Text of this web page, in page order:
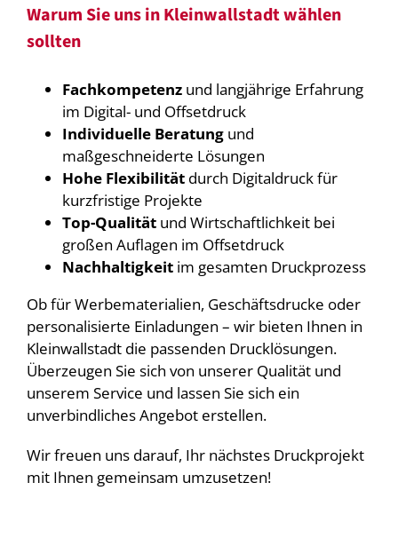
Warum Sie uns in Kleinwallstadt wählen
sollten
Fachkompetenzund langjährige Erfahrung
im Digital- und Offsetdruck
Individuelle Beratungund
maßgeschneiderte Lösungen
Hohe Flexibilitätdurch Digitaldruck für
kurzfristige Projekte
Top-Qualitätund Wirtschaftlichkeit bei
großen Auflagen im Offsetdruck
Nachhaltigkeitim gesamten Druckprozess
Ob für Werbematerialien, Geschäftsdrucke oder
personalisierte Einladungen – wir bieten Ihnen in
Kleinwallstadt die passenden Drucklösungen.
Überzeugen Sie sich von unserer Qualität und
unserem Service und lassen Sie sich ein
unverbindliches Angebot erstellen.
Wir freuen uns darauf, Ihr nächstes Druckprojekt
mit Ihnen gemeinsam umzusetzen!